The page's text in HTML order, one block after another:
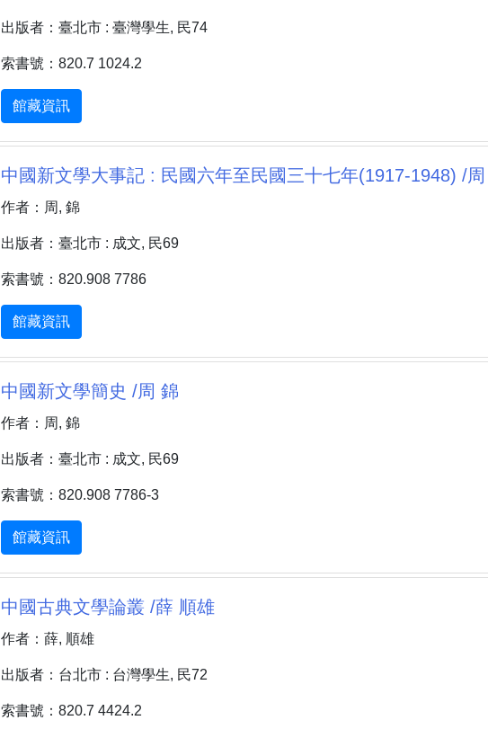
出版者：臺北市 : 臺灣學生, 民74
索書號：820.7 1024.2
館藏資訊
中國新文學大事記 : 民國六年至民國三十七年(1917-1948) /
作者：周, 錦
出版者：臺北市 : 成文, 民69
索書號：820.908 7786
館藏資訊
中國新文學簡史 /周 錦
作者：周, 錦
出版者：臺北市 : 成文, 民69
索書號：820.908 7786-3
館藏資訊
中國古典文學論叢 /薛 順雄
作者：薛, 順雄
出版者：台北市 : 台灣學生, 民72
索書號：820.7 4424.2